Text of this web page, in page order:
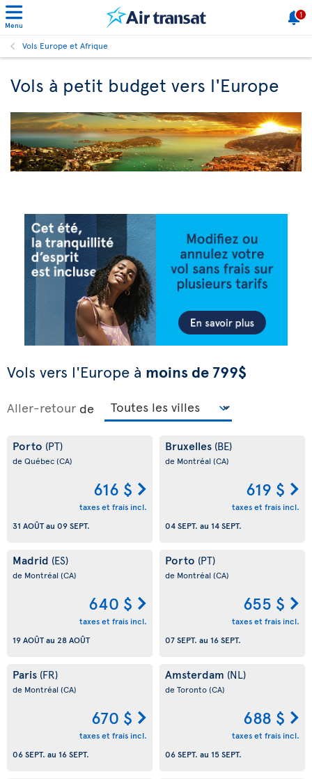
Menu
1
Vols Europe et Afrique
Vols à petit budget vers l'Europe
Vols vers l'Europe à moins de 799$
Aller-retour de
Porto (PT)
de Québec(CA)
616 $
taxes et frais incl.
31 AOÛTau 09 SEPT.
Bruxelles (BE)
de Montréal (CA)
619 $
taxes et frais incl.
04 SEPT. au 14 SEPT.
Madrid (ES)
de Montréal (CA)
640 $
taxes et frais incl.
19 AOÛTau 28 AOÛT
Porto (PT)
de Montréal (CA)
655 $
taxes et frais incl.
07 SEPT. au 16 SEPT.
Paris (FR)
de Montréal (CA)
670 $
taxes et frais incl.
06 SEPT. au 16 SEPT.
Amsterdam (NL)
de Toronto(CA)
688 $
taxes et frais incl.
06 SEPT. au 15 SEPT.